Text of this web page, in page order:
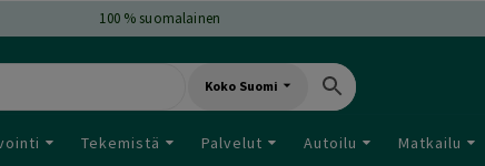
100 % suomalainen
Koko Suomi
Tekemistä Palvelut Autoilu Matkailu